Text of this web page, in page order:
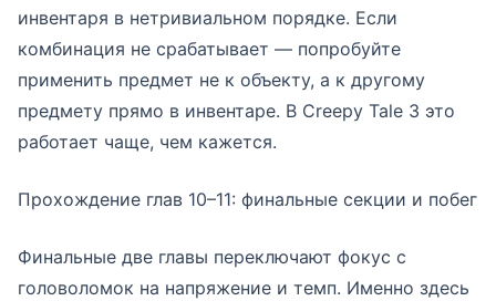
инвентаря в нетривиальном порядке. Если
комбинация не срабатывает — попробуйте
применить предмет не к объекту, а к другому
предмету прямо в инвентаре. В Creepy Tale 3 это
работает чаще, чем кажется.
Прохождение глав 10–11: финальные секции и побег
Финальные две главы переключают фокус с
головоломок на напряжение и темп. Именно здесь